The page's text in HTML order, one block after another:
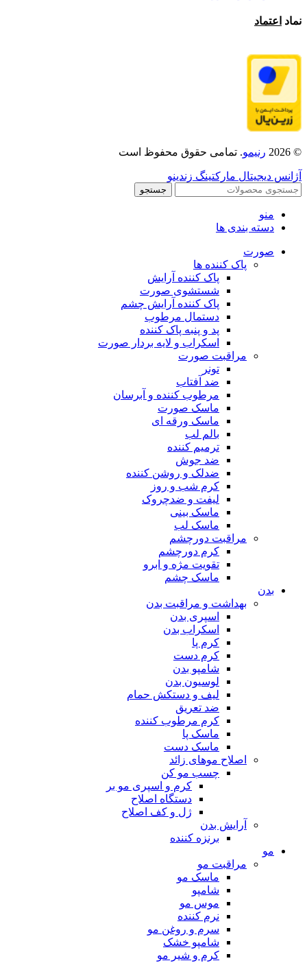
نماد اعتماد
© 2026 رنیمو. تمامی حقوق محفوظ است
آژانس دیجیتال مارکتینگ زندینو
جستجو
منو
دسته بندی ها
صورت
پاک کننده ها
پاک کننده آرایش
شستشوی صورت
پاک کننده آرایش چشم
دستمال مرطوب
پد و پنبه پاک کننده
اسکراب و لایه بردار صورت
مراقبت صورت
تونر
ضد آفتاب
مرطوب کننده و آبرسان
ماسک صورت
ماسک ورقه ای
بالم لب
ترمیم کننده
ضد جوش
ضدلک و روشن کننده
کرم شب و روز
لیفت و ضدچروک
ماسک بینی
ماسک لب
مراقبت دورچشم
کرم دورچشم
تقویت مژه و ابرو
ماسک چشم
بدن
بهداشت و مراقبت بدن
اسپری بدن
اسکراب بدن
کرم پا
کرم دست
شامپو بدن
لوسیون بدن
لیف و دستکش حمام
ضد تعریق
کرم مرطوب کننده
ماسک پا
ماسک دست
اصلاح موهای زائد
چسب مو کن
کرم و اسپری مو بر
دستگاه اصلاح
ژل و کف اصلاح
آرایش بدن
برنزه کننده
مو
مراقبت مو
ماسک مو
شامپو
موس مو
نرم کننده
سرم و روغن مو
شامپو خشک
کرم و شیر مو